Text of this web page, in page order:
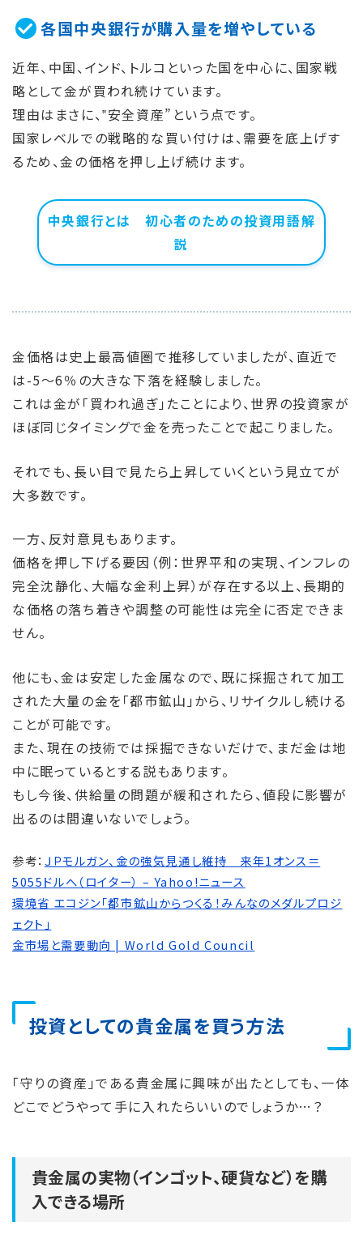
各国中央銀行が購入量を増やしている
近年、中国、インド、トルコといった国を中心に、国家戦
略として金が買われ続けています。
理由はまさに、‟安全資産”という点です。
国家レベルでの戦略的な買い付けは、需要を底上げす
るため、金の価格を押し上げ続けます。
中央銀行とは 初心者のための投資用語解
説
金価格は史上最高値圏で推移していましたが、直近で
は-5～6％の大きな下落を経験しました。
これは金が「買われ過ぎ」たことにより、世界の投資家が
ほぼ同じタイミングで金を売ったことで起こりました。
それでも、長い目で見たら上昇していくという見立てが
大多数です。
一方、反対意見もあります。
価格を押し下げる要因（例：世界平和の実現、インフレの
完全沈静化、大幅な金利上昇）が存在する以上、長期的
な価格の落ち着きや調整の可能性は完全に否定できま
せん。
他にも、金は安定した金属なので、既に採掘されて加工
された大量の金を「都市鉱山」から、リサイクルし続ける
ことが可能です。
また、現在の技術では採掘できないだけで、まだ金は地
中に眠っているとする説もあります。
もし今後、供給量の問題が緩和されたら、値段に影響が
出るのは間違いないでしょう。
参考： ＪＰモルガン、金の強気見通し維持 来年1オンス＝
5055ドルへ（ロイター） – Yahoo!ニュース
環境省 エコジン「都市鉱山からつくる！みんなのメダルプロジ
ェクト」
金市場と需要動向 | World Gold Council
投資としての貴金属を買う方法
「守りの資産」である貴金属に興味が出たとしても、一体
どこでどうやって手に入れたらいいのでしょうか…？
貴金属の実物（インゴット、硬貨など）を購
入できる場所